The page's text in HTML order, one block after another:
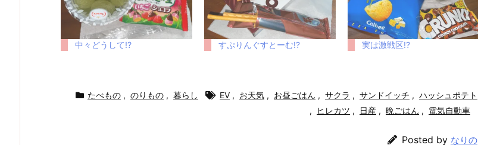
中々どうして!? すぷりんぐすとーむ!? 実は激戦区!?
たべもの , のりもの , 暮らし EV , お天気 , お昼ごはん , サクラ , サンドイッチ , ハッシュポテト
,
ヒレカツ , 日産 , 晩ごはん , 電気自動車
Posted by なりの